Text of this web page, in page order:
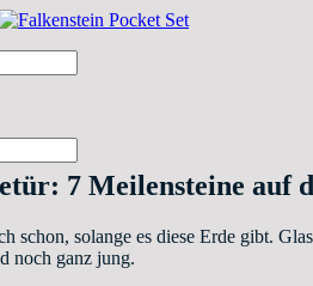
7 Meilensteine
schon, solange es diese Erde gibt.
noch ganz jung.